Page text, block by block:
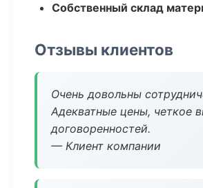
Собственный склад
Отзывы клиентов
Очень довольны
Адекватные цены, четкое
договоренностей.
— Клиент компании